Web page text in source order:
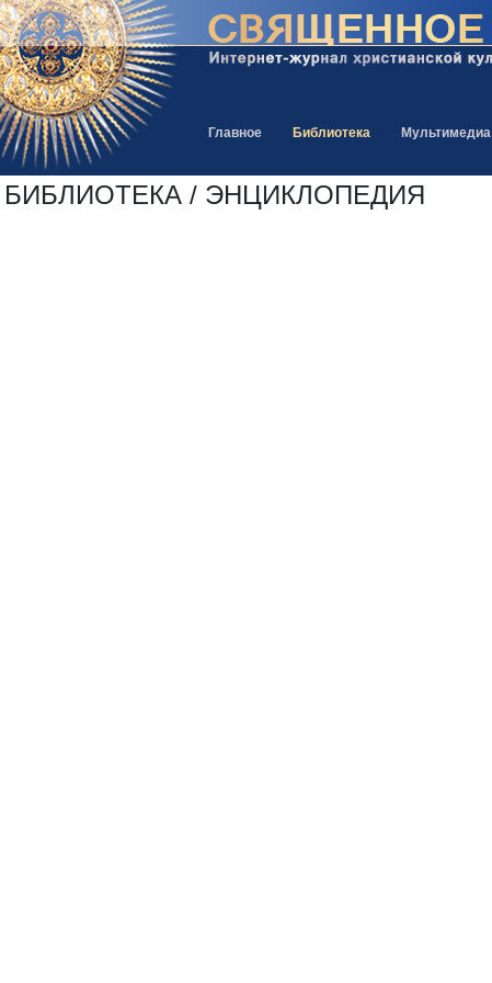
Главное Библиотека Мультимедиа
БИБЛИОТЕКА / ЭНЦИКЛОПЕДИЯ